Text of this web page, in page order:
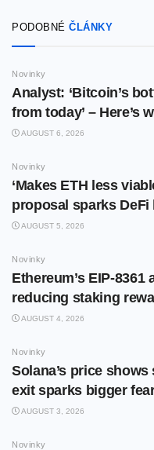
PODOBNÉ ČLÁNKY
Novinky
Analyst: ‘Bitcoin’s
from today’ – Here’s
AUGUST 6, 2026
Novinky
‘Makes ETH less
proposal sparks DeFi
AUGUST 5, 2026
Novinky
Ethereum’s EIP-
reducing staking
AUGUST 4, 2026
Novinky
Solana’s price
exit sparks bigger
AUGUST 3, 2026
Novinky